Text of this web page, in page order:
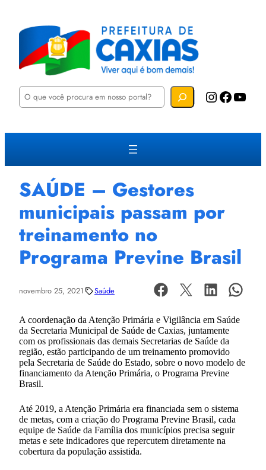
P
u
a
Instagram Facebook YouTube
SAÚDE – Gestores
municipais passam por
treinamento no
Programa Previne Brasil
novembro 25, 2021 Saúde
A coordenação da Atenção Primária e Vigilância em Saúde
da Secretaria Municipal de Saúde de Caxias, juntamente
com os profissionais das demais Secretarias de Saúde da
região, estão participando de um treinamento promovido
pela Secretaria de Saúde do Estado, sobre o novo modelo de
financiamento da Atenção Primária, o Programa Previne
Brasil.
Até 2019, a Atenção Primária era financiada sem o sistema
de metas, com a criação do Programa Previne Brasil, cada
equipe de Saúde da Família dos municípios precisa seguir
metas e sete indicadores que repercutem diretamente na
cobertura da população assistida.